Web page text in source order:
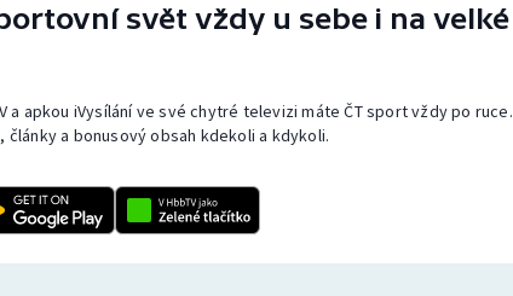
svět vždy u sebe i na velké
a apkou iVysílání ve své chytré televizi máte ČT sport vždy po ruce.
a bonusový obsah kdekoli a kdykoli.